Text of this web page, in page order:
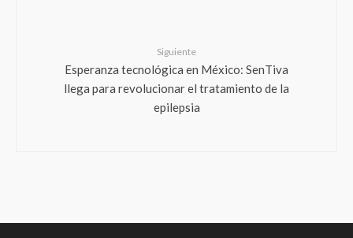
Siguiente
Esperanza tecnológica en México: SenTiva
llega para revolucionar el tratamiento de la
epilepsia